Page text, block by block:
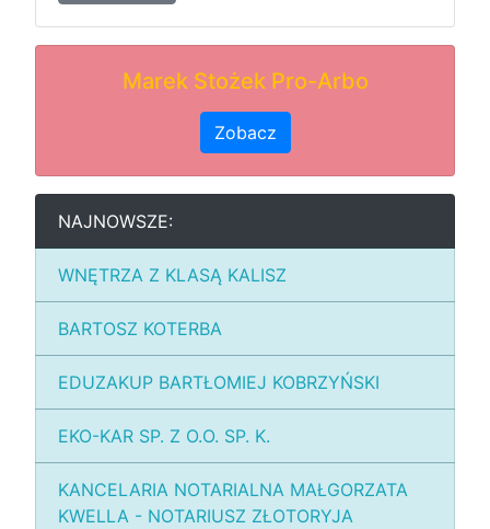
Marek Stożek Pro-Arbo
Zobacz
NAJNOWSZE:
WNĘTRZA Z KLASĄ KALISZ
BARTOSZ KOTERBA
EDUZAKUP BARTŁOMIEJ KOBRZYŃSKI
EKO-KAR SP. Z O.O. SP. K.
KANCELARIA NOTARIALNA MAŁGORZATA
KWELLA - NOTARIUSZ ZŁOTORYJA